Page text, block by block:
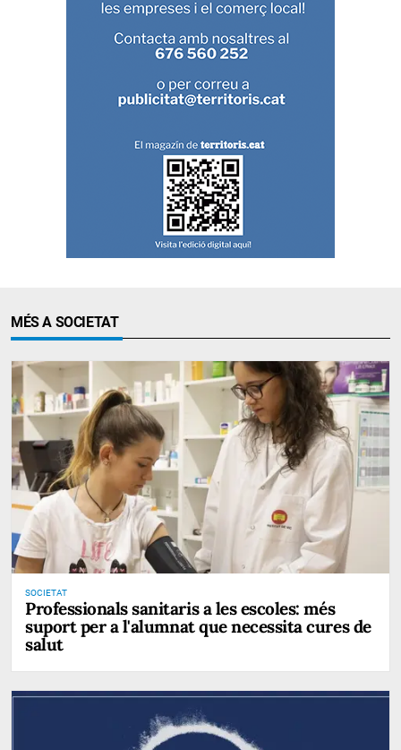
MÉS A SOCIETAT
SOCIETAT
Professionals sanitaris a les escoles: més
suport per a l'alumnat que necessita cures de
salut